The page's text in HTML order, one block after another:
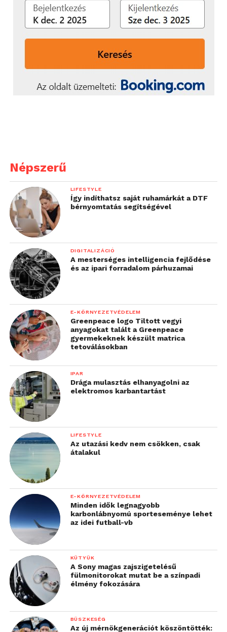
Népszerű
LIFESTYLE
Így indíthatsz saját ruhamárkát a DTF
bérnyomtatás segítségével
DIGITALIZÁCIÓ
A mesterséges intelligencia fejlődése
és az ipari forradalom párhuzamai
E-KÖRNYEZETVÉDELEM
Greenpeace logo Tiltott vegyi
anyagokat talált a Greenpeace
gyermekeknek készült matrica
tetoválásokban
IPAR
Drága mulasztás elhanyagolni az
elektromos karbantartást
LIFESTYLE
Az utazási kedv nem csökken, csak
átalakul
E-KÖRNYEZETVÉDELEM
Minden idők legnagyobb
karbonlábnyomú sporteseménye lehet
az idei futball-vb
KÜTYÜK
A Sony magas zajszigetelésű
fülmonitorokat mutat be a színpadi
élmény fokozására
BÜSZKESÉG
Az új mérnökgenerációt köszöntötték: